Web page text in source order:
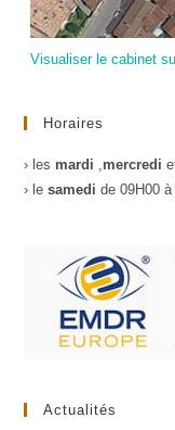
Visualiser le cabinet
Horaires
› les mardi ,mercredi
› lesamedi de 09H00 à
Actualités